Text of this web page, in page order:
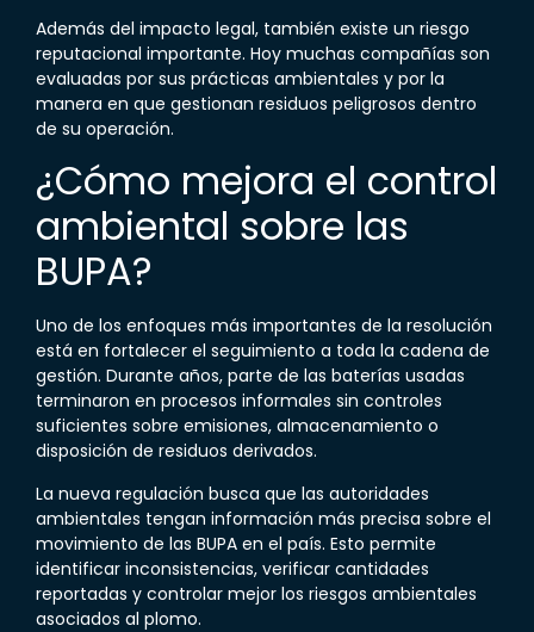
Además del impacto legal, también existe un riesgo
reputacional importante. Hoy muchas compañías son
evaluadas por sus prácticas ambientales y por la
manera en que gestionan residuos peligrosos dentro
de su operación.
¿Cómo mejora el control
ambiental sobre las
BUPA?
Uno de los enfoques más importantes de la resolución
está en fortalecer el seguimiento a toda la cadena de
gestión. Durante años, parte de las baterías usadas
terminaron en procesos informales sin controles
suficientes sobre emisiones, almacenamiento o
disposición de residuos derivados.
La nueva regulación busca que las autoridades
ambientales tengan información más precisa sobre el
movimiento de las BUPA en el país. Esto permite
identificar inconsistencias, verificar cantidades
reportadas y controlar mejor los riesgos ambientales
asociados al plomo.